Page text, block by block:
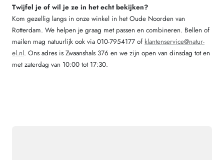
Twijfel je of wil je ze in het echt bekijken?
Kom gezellig langs in onze winkel in het Oude Noorden van
Rotterdam. We helpen je graag met passen en combineren. Bellen of
mailen mag natuurlijk ook via 010-7954177 of klantenservice@natur-
el.nl. Ons adres is Zwaanshals 376 en we zijn open van dinsdag tot en
met zaterdag van 10:00 tot 17:30.